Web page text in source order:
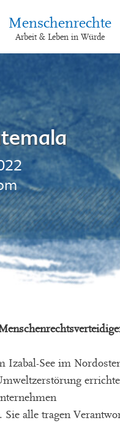
Menschenrechte
Arbeit & Leben in Würde
Izabal-See im
Sie alle tragen